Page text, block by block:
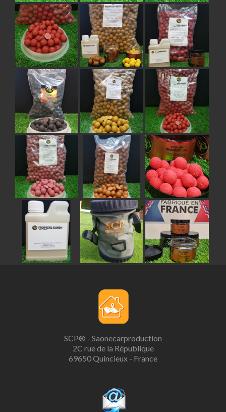
SCP® - Saonecarproduction
2C rue de la République
69650 Quincieux - France